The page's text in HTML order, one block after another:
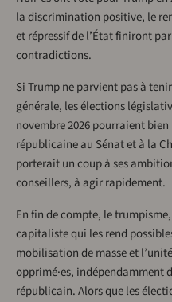
la discrimination positive, le
et répressif de l’État finiront
contradictions.
Si Trump ne parvient pas à
générale, les élections
novembre 2026 pourraient
républicaine au Sénat et à la
porterait un coup à ses
conseillers, à agir rapidement.
En fin de compte, le
capitaliste qui les rend
mobilisation de masse et
opprimé·es, indépendamment
républicain. Alors que les